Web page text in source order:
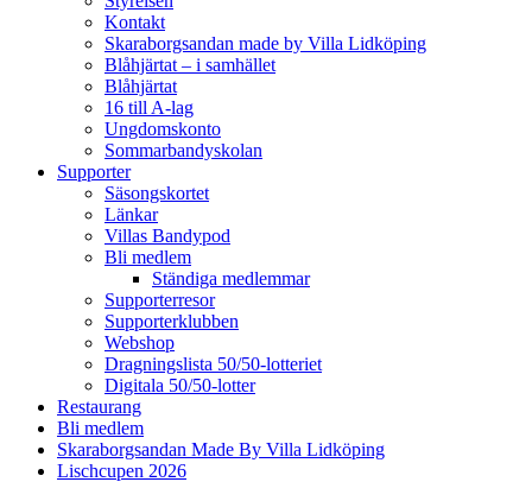
Kontakt
Skaraborgsandan made by Villa Lidköping
Blåhjärtat – i samhället
Blåhjärtat
16 till A-lag
Ungdomskonto
Sommarbandyskolan
Supporter
Säsongskortet
Länkar
Villas Bandypod
Bli medlem
Ständiga medlemmar
Supporterresor
Supporterklubben
Webshop
Dragningslista 50/50-lotteriet
Digitala 50/50-lotter
Restaurang
Bli medlem
Skaraborgsandan Made By Villa Lidköping
Lischcupen 2026